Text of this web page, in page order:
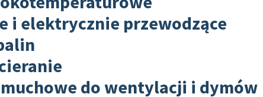
i elektrycznie przewodzące
do wentylacji i dymów